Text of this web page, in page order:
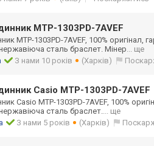
MTP-1303PD-7AVEF
MTP-1303PD-7AVEF, 100% оригінал,
сталь браслет. Мінер... ще
З нами 10 років (Харків)
Casio MTP-1303PD-7AVEF
Casio MTP-1303PD-7AVEF, 100%
сталь браслет.... ще
З нами 5 років (Харків)